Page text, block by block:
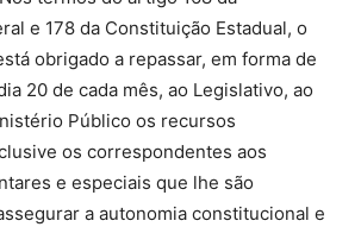
e 178 da Constituição Estadual, o
obrigado a repassar, em forma de
20 de cada mês, ao Legislativo, ao
Público os recursos
os correspondentes aos
e especiais que lhe são
a autonomia constitucional e